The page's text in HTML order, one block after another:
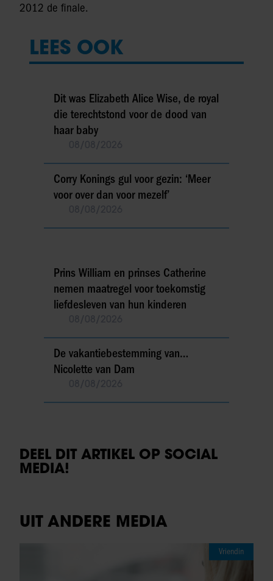
2012 de finale.
LEES OOK
Dit was Elizabeth Alice Wise, de royal
die terechtstond voor de dood van
haar baby
Corry Konings gul voor gezin: ‘Meer
voor over dan voor mezelf’
Prins William en prinses Catherine
nemen maatregel voor toekomstig
liefdesleven van hun kinderen
De vakantiebestemming van…
Nicolette van Dam
DEEL DIT ARTIKEL OP SOCIAL
MEDIA!
UIT ANDERE MEDIA
Vriendin